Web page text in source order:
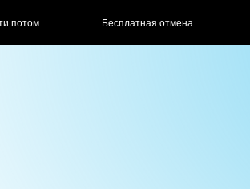
Бесплатная отмена Почасовые /